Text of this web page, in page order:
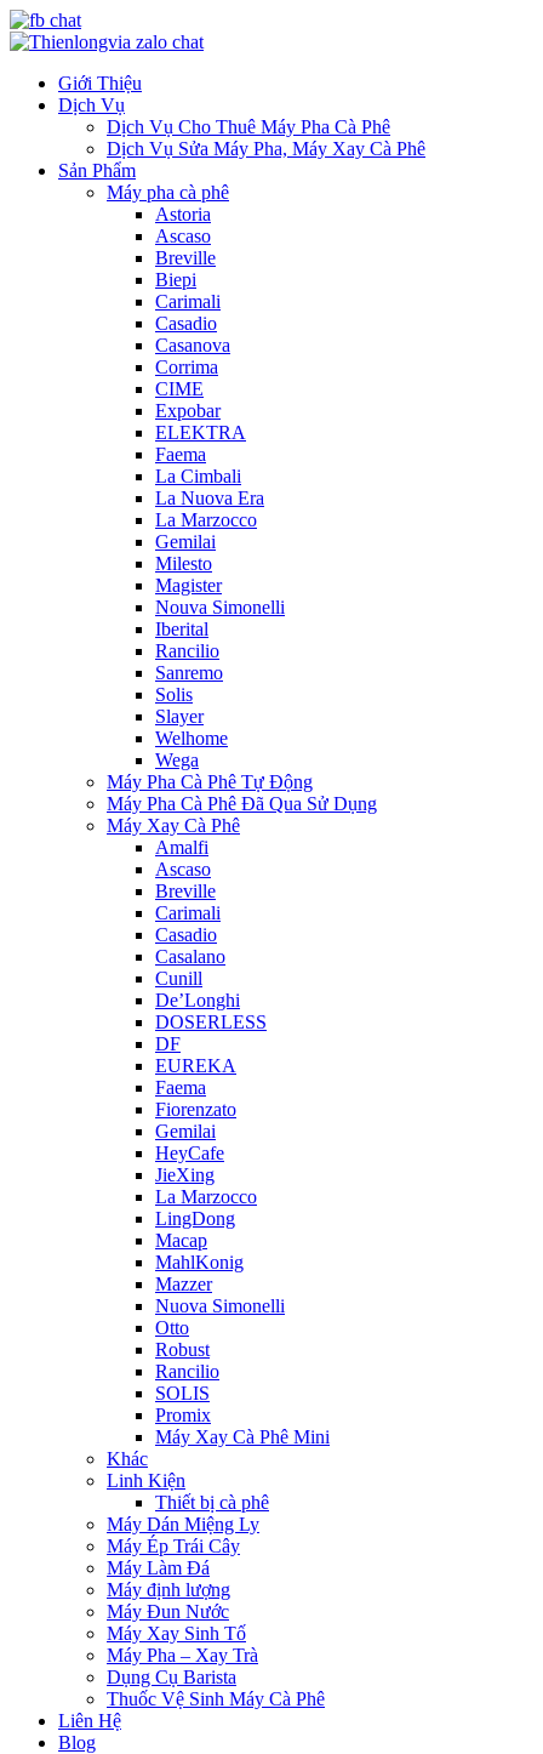
Giới Thiệu
Dịch Vụ
Dịch Vụ Cho Thuê Máy Pha Cà Phê
Dịch Vụ Sửa Máy Pha, Máy Xay Cà Phê
Sản Phẩm
Máy pha cà phê
Astoria
Ascaso
Breville
Biepi
Carimali
Casadio
Casanova
Corrima
CIME
Expobar
ELEKTRA
Faema
La Cimbali
La Nuova Era
La Marzocco
Gemilai
Milesto
Magister
Nouva Simonelli
Iberital
Rancilio
Sanremo
Solis
Slayer
Welhome
Wega
Máy Pha Cà Phê Tự Động
Máy Pha Cà Phê Đã Qua Sử Dụng
Máy Xay Cà Phê
Amalfi
Ascaso
Breville
Carimali
Casadio
Casalano
Cunill
De’Longhi
DOSERLESS
DF
EUREKA
Faema
Fiorenzato
Gemilai
HeyCafe
JieXing
La Marzocco
LingDong
Macap
MahlKonig
Mazzer
Nuova Simonelli
Otto
Robust
Rancilio
SOLIS
Promix
Máy Xay Cà Phê Mini
Khác
Linh Kiện
Thiết bị cà phê
Máy Dán Miệng Ly
Máy Ép Trái Cây
Máy Làm Đá
Máy định lượng
Máy Đun Nước
Máy Xay Sinh Tố
Máy Pha – Xay Trà
Dụng Cụ Barista
Thuốc Vệ Sinh Máy Cà Phê
Liên Hệ
Blog